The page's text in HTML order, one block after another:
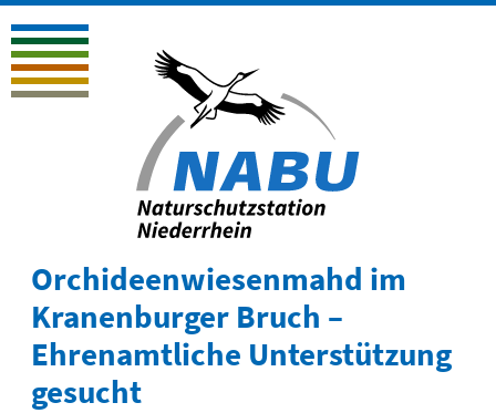
Orchideenwiesenmahd im
Kranenburger Bruch –
Ehrenamtliche Unterstützung
gesucht